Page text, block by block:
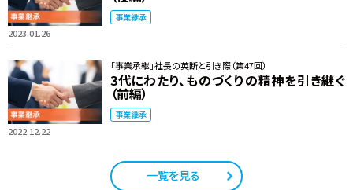
2023.01.26
事業継承
2022.12.22
「事業承継」社長の英断と引き際（第47回）
3代にわたり、ものづくりの精神を引き継ぐ
（前編）
事業継承
一覧を見る